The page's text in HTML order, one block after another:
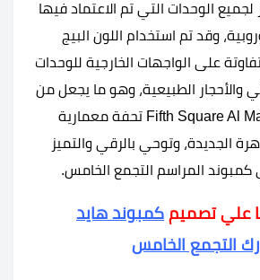
الوحدات التي تم الاعتماد فيها
وقد تم استخدام اللون البيج
على الواجهات الخارجية للوحدات
والأحجار الطبيعية، وهو ما يجعل من
Fifth Square Al Marasem New Cairo تحفة معمارية
الجديدة، وتوحي بالرقي والتميز
كمبوند المراسم التجمع الخامس.
علي تصميم كمبوند هايد
التجمع الخامس